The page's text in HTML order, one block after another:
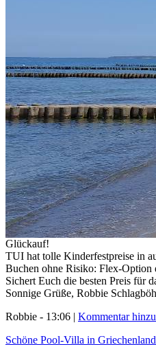
Glückauf!
TUI hat tolle Kinderfestpreise in
Buchen ohne Risiko: Flex-Option
Sichert Euch die besten Preis für
Sonnige Grüße, Robbie
Robbie - 13:06 | Kommentar
Schöne Pool-Villa in